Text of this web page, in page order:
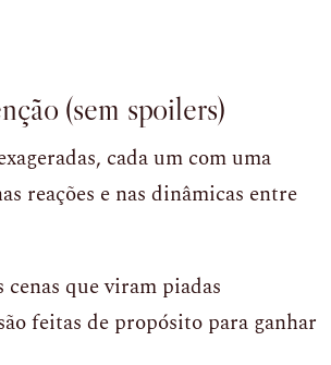
(sem spoilers)
cada um com uma
reações e nas dinâmicas entre
que viram piadas
feitas de propósito para ganhar